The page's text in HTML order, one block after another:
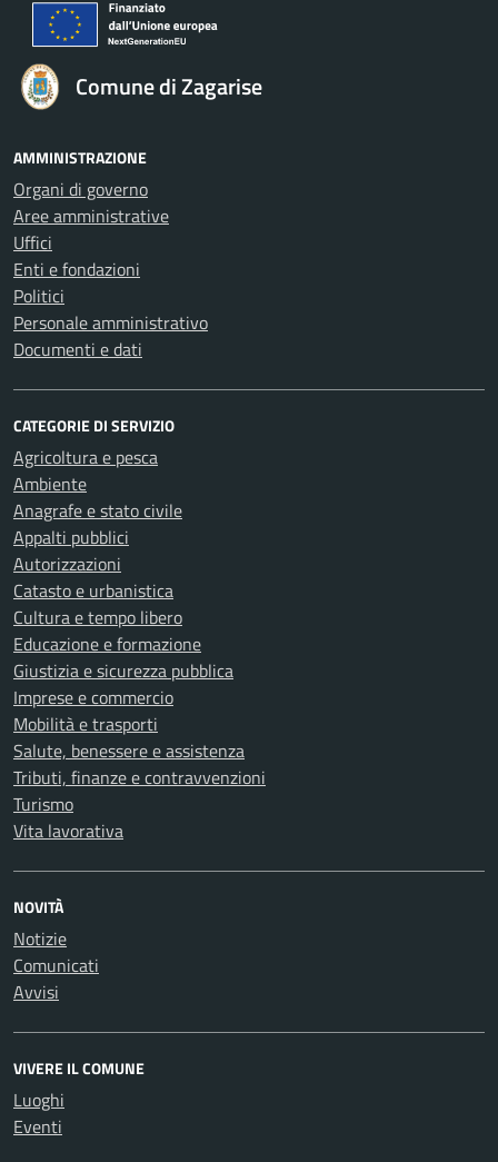
Comune di Zagarise
AMMINISTRAZIONE
Organi di governo
Aree amministrative
Uffici
Enti e fondazioni
Politici
Personale amministrativo
Documenti e dati
CATEGORIE DI SERVIZIO
Agricoltura e pesca
Ambiente
Anagrafe e stato civile
Appalti pubblici
Autorizzazioni
Catasto e urbanistica
Cultura e tempo libero
Educazione e formazione
Giustizia e sicurezza pubblica
Imprese e commercio
Mobilità e trasporti
Salute, benessere e assistenza
Tributi, finanze e contravvenzioni
Turismo
Vita lavorativa
NOVITÀ
Notizie
Comunicati
Avvisi
VIVERE IL COMUNE
Luoghi
Eventi